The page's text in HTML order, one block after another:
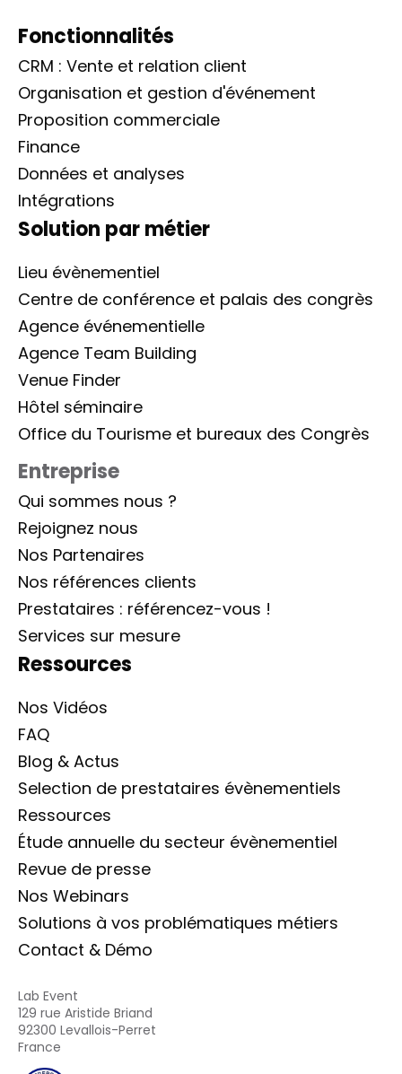
Fonctionnalités
CRM : Vente et relation client
Organisation et gestion d'événement
Proposition commerciale
Finance
Données et analyses
Intégrations
Solution par métier
Lieu évènementiel
Centre de conférence et palais des congrès
Agence événementielle
Agence Team Building
Venue Finder
Hôtel séminaire
Office du Tourisme et bureaux des Congrès
Entreprise
Qui sommes nous ?
Rejoignez nous
Nos Partenaires
Nos références clients
Prestataires : référencez-vous !
Services sur mesure
Ressources
Nos Vidéos
FAQ
Blog & Actus
Selection de prestataires évènementiels
Ressources
Étude annuelle du secteur évènementiel
Revue de presse
Nos Webinars
Solutions à vos problématiques métiers
Contact & Démo
Lab Event
129 rue Aristide Briand
92300 Levallois-Perret
France